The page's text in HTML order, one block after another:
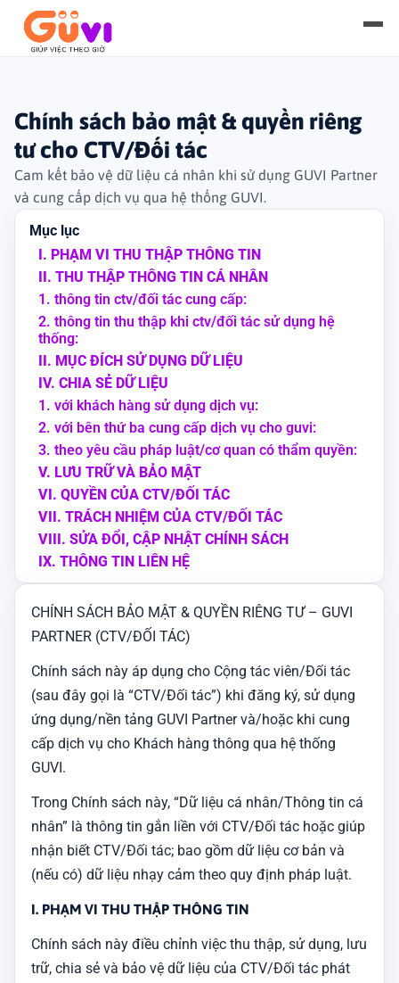
Giới thiệu
Thông cáo báo chí
Liên hệ
Dịch vụ▾
Giúp việc nhà theo giờ
Giúp việc cố định
Vệ sinh máy lạnh
Trông trẻ tại nhà
Chăm sóc người bệnh
Chăm sóc người cao tuổi
Tổng vệ sinh
Vệ sinh sofa, rèm, nệm
Đi chợ
Nấu ăn gia đình
Dọn dẹp buồng phòng
Dọn dẹp văn phòng
Guvi cho doanh nghiệp
gPoints
gPay
Tin hay
Trở thành đối tác▾
Cộng tác viên giúp việc
Đối tác vệ sinh máy lạnh
Trải nghiệm ngay
Chính sách bảo mật & quyền riêng
tư cho CTV/Đối tác
Cam kết bảo vệ dữ liệu cá nhân khi sử dụng GUVI Partner
và cung cấp dịch vụ qua hệ thống GUVI.
Mục lục
I. PHẠM VI THU THẬP THÔNG TIN
II. THU THẬP THÔNG TIN CÁ NHÂN
1. thông tin ctv/đối tác cung cấp:
2. thông tin thu thập khi ctv/đối tác sử dụng hệ
thống:
II. MỤC ĐÍCH SỬ DỤNG DỮ LIỆU
IV. CHIA SẺ DỮ LIỆU
1. với khách hàng sử dụng dịch vụ:
2. với bên thứ ba cung cấp dịch vụ cho guvi:
3. theo yêu cầu pháp luật/cơ quan có thẩm quyền:
V. LƯU TRỮ VÀ BẢO MẬT
VI. QUYỀN CỦA CTV/ĐỐI TÁC
VII. TRÁCH NHIỆM CỦA CTV/ĐỐI TÁC
VIII. SỬA ĐỔI, CẬP NHẬT CHÍNH SÁCH
IX. THÔNG TIN LIÊN HỆ
CHÍNH SÁCH BẢO MẬT & QUYỀN RIÊNG TƯ – GUVI
PARTNER (CTV/ĐỐI TÁC)
Chính sách này áp dụng cho Cộng tác viên/Đối tác
(sau đây gọi là “CTV/Đối tác”) khi đăng ký, sử dụng
ứng dụng/nền tảng GUVI Partner và/hoặc khi cung
cấp dịch vụ cho Khách hàng thông qua hệ thống
GUVI.
Trong Chính sách này, “Dữ liệu cá nhân/Thông tin cá
nhân” là thông tin gắn liền với CTV/Đối tác hoặc giúp
nhận biết CTV/Đối tác; bao gồm dữ liệu cơ bản và
(nếu có) dữ liệu nhạy cảm theo quy định pháp luật.
I. PHẠM VI THU THẬP THÔNG TIN
Chính sách này điều chỉnh việc thu thập, sử dụng, lưu
trữ, chia sẻ và bảo vệ dữ liệu của CTV/Đối tác phát